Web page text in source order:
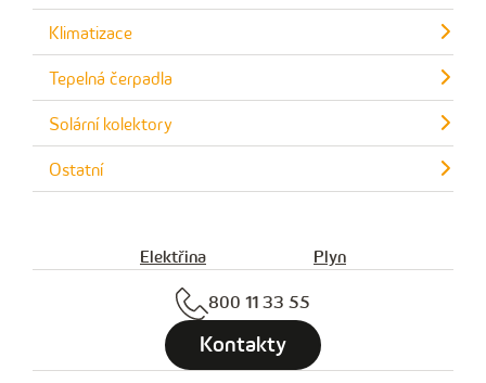
Klimatizace
Tepelná čerpadla
Solární kolektory
Ostatní
Elektřina Plyn
800 11 33 55
Kontakty